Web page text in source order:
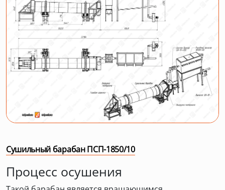
Сушильный барабан ПСП-1850/10
Процесс осушения